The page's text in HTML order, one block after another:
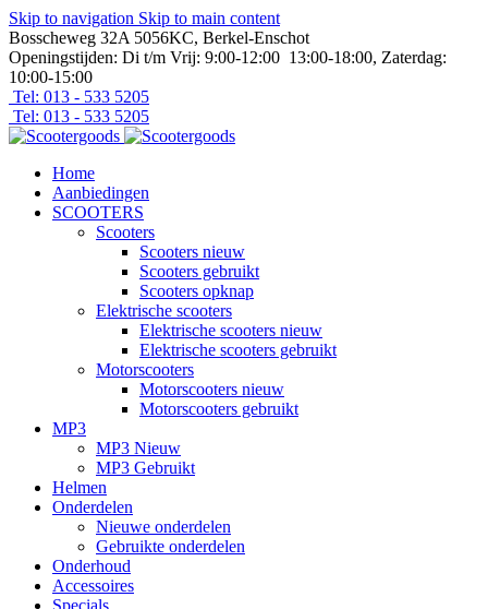
Skip to navigation Skip to main content
Bosscheweg 32A 5056KC, Berkel-Enschot
Openingstijden: Di t/m Vrij: 9:00-12:00 13:00-18:00, Zaterdag:
10:00-15:00
Tel: 013 - 533 5205
Tel: 013 - 533 5205
Home
Aanbiedingen
SCOOTERS
Scooters
Scooters nieuw
Scooters gebruikt
Scooters opknap
Elektrische scooters
Elektrische scooters nieuw
Elektrische scooters gebruikt
Motorscooters
Motorscooters nieuw
Motorscooters gebruikt
MP3
MP3 Nieuw
MP3 Gebruikt
Helmen
Onderdelen
Nieuwe onderdelen
Gebruikte onderdelen
Onderhoud
Accessoires
Specials